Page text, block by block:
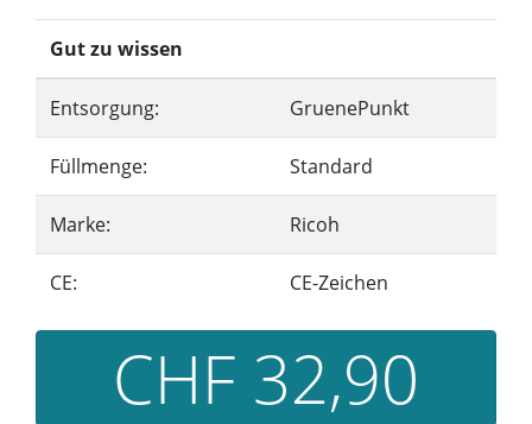
Gut zu wissen
Entsorgung: GruenePunkt
Füllmenge: Standard
Marke: Ricoh
CE: CE-Zeichen
CHF 32,90